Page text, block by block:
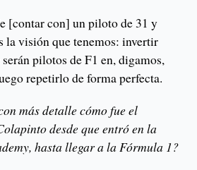
[contar con] un piloto de 31 y
la visión que tenemos: invertir
pilotos de F1 en, digamos,
repetirlo de forma perfecta.
más detalle cómo fue el
desde que entró en la
hasta llegar a la Fórmula 1?